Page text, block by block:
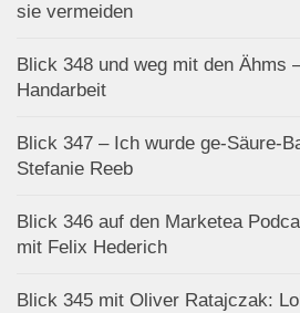
sie vermeiden
Blick 348 und weg mit den Ähms
Handarbeit
Blick 347 – Ich wurde ge-Säure-
Stefanie Reeb
Blick 346 auf den Marketea
mit Felix Hederich
Blick 345 mit Oliver Ratajczak: